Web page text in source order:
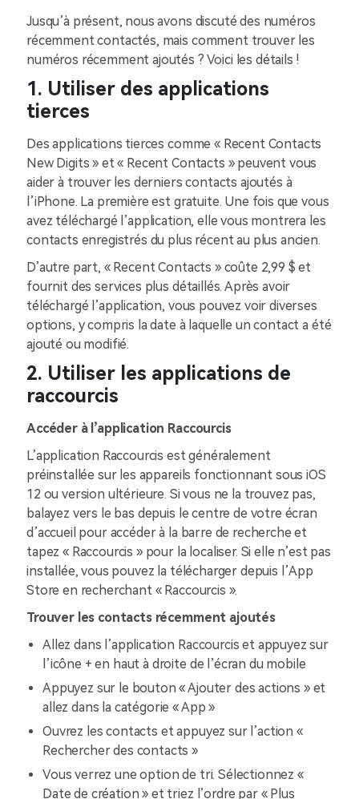
Jusqu’à présent, nous avons discuté des numéros
récemment contactés, mais comment trouver les
numéros récemment ajoutés ? Voici les détails !
1. Utiliser des applications
tierces
Des applications tierces comme « Recent Contacts
New Digits » et « Recent Contacts » peuvent vous
aider à trouver les derniers contacts ajoutés à
l’iPhone. La première est gratuite. Une fois que vous
avez téléchargé l’application, elle vous montrera les
contacts enregistrés du plus récent au plus ancien.
D’autre part, « Recent Contacts » coûte 2,99 $ et
fournit des services plus détaillés. Après avoir
téléchargé l’application, vous pouvez voir diverses
options, y compris la date à laquelle un contact a été
ajouté ou modifié.
2. Utiliser les applications de
raccourcis
Accéder à l’application Raccourcis
L’application Raccourcis est généralement
préinstallée sur les appareils fonctionnant sous iOS
12 ou version ultérieure. Si vous ne la trouvez pas,
balayez vers le bas depuis le centre de votre écran
d’accueil pour accéder à la barre de recherche et
tapez « Raccourcis » pour la localiser. Si elle n’est pas
installée, vous pouvez la télécharger depuis l’App
Store en recherchant « Raccourcis ».
Trouver les contacts récemment ajoutés
Allez dans l’application Raccourcis et appuyez sur
l’icône + en haut à droite de l’écran du mobile
Appuyez sur le bouton « Ajouter des actions » et
allez dans la catégorie « App »
Ouvrez les contacts et appuyez sur l’action «
Rechercher des contacts »
Vous verrez une option de tri. Sélectionnez «
Date de création » et triez l’ordre par « Plus